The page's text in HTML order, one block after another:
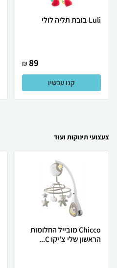
Luli בובת תליה לולי
89
₪
קנו עכשיו
צעצועי תינוקות ועוד
Chicco מובייל החלומות
הראשון שלי צ'יקו C...